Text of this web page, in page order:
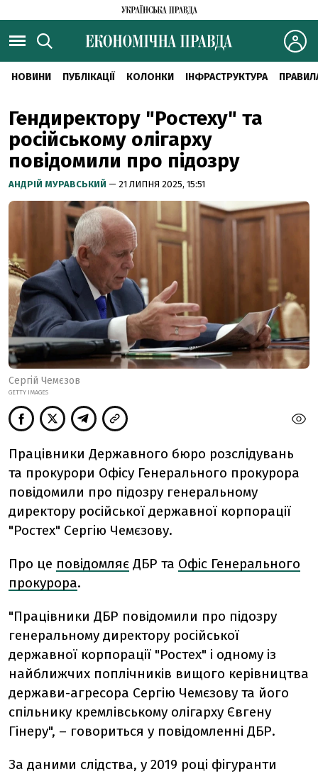
НОВИНИ ПУБЛІКАЦІЇ КОЛОНКИ ІНФРАСТРУКТУРА
Гендиректору "Ростеху" та
російському олігарху
повідомили про підозру
АНДРІЙ МУРАВСЬКИЙ — 21 ЛИПНЯ 2025, 15:51
Сергій Чемєзов
GETTY IMAGES
Працівники Державного бюро розслідувань
та прокурори Офісу Генерального прокурора
повідомили про підозру генеральному
директору російської державної корпорації
"Ростех" Сергію Чемєзову.
Про це повідомляє ДБР та Офіс Генерального
прокурора.
"Працівники ДБР повідомили про підозру
генеральному директору російської
державної корпорації "Ростех" і одному із
найближчих поплічників вищого керівництва
держави-агресора Сергію Чемєзову та його
спільнику кремлівському олігарху Євгену
Гінеру", – говориться у повідомленні ДБР.
За даними слідства, у 2019 році фігуранти